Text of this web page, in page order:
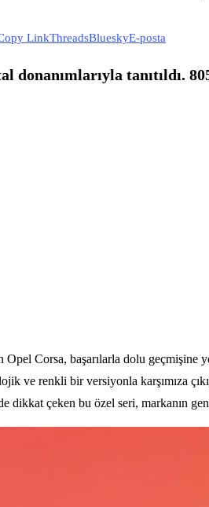
LinkThreadsBlueskyE-posta
tanıtıldı.
Corsa, başarılarla dolu geçmişine
ve renkli bir versiyonla karşımıza
dikkat çeken bu özel seri, markanın